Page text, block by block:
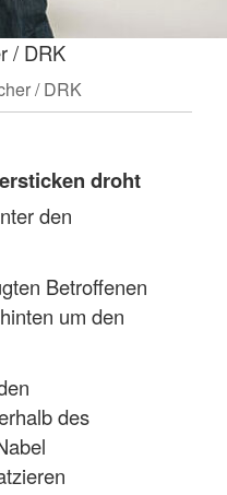
/ DRK
/ DRK
droht
den
Betroffenen
um den
des